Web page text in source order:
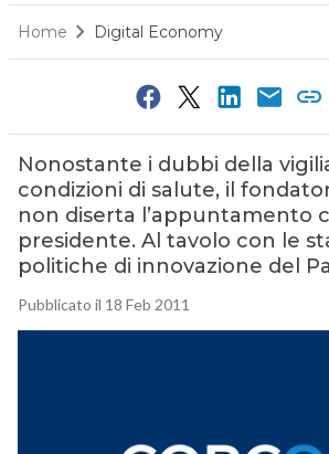
Home Digital Economy
Nonostante i dubbi della
condizioni di salute, il
non diserta l’appuntamento
presidente. Al tavolo con le
politiche di innovazione del
Pubblicato il 18 Feb 2011